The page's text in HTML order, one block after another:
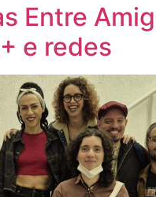
Entre
e redes